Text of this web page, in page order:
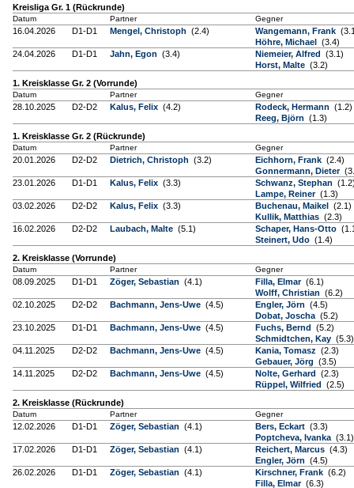
Kreisliga Gr. 1 (Rückrunde)
Datum Partner Gegner
16.04.2026 D1-D1 Mengel, Christoph (2.4) Wangemann, Frank
Höhre, Michael (3.4)
24.04.2026
D1-D1 Jahn, Egon (3.4) Niemeier, Alfred (3.1)
Horst, Malte (3.2)
1. Kreisklasse Gr. 2 (Vorrunde)
Datum Partner Gegner
28.10.2025 D2-D2 Kalus, Felix (4.2) Rodeck, Hermann (1.2)
Reeg, Björn (1.3)
1. Kreisklasse Gr. 2 (Rückrunde)
Datum Partner Gegner
20.01.2026 D2-D2 Dietrich, Christoph (3.2) Eichhorn, Frank (2.4)
Gonnermann, Dieter
23.01.2026
D1-D1 Kalus, Felix (3.3) Schwanz, Stephan
Lampe, Reiner (1.3)
03.02.2026
D2-D2 Kalus, Felix (3.3) Buchenau, Maikel (2.1)
Kullik, Matthias (2.3)
16.02.2026
D2-D2 Laubach, Malte (5.1) Schaper, Hans-Otto
Steinert, Udo (1.4)
2. Kreisklasse (Vorrunde)
Datum Partner Gegner
08.09.2025 D1-D1 Zöger, Sebastian (4.1) Filla, Elmar (6.1)
Wolff, Christian (6.2)
02.10.2025
D2-D2 Bachmann, Jens-Uwe (4.5) Engler, Jörn (4.5)
Dobat, Joscha (5.2)
23.10.2025
D1-D1 Bachmann, Jens-Uwe (4.5) Fuchs, Bernd (5.2)
Schmidtchen, Kay (5.3)
04.11.2025
D2-D2 Bachmann, Jens-Uwe (4.5) Kania, Tomasz (2.3)
Gebauer, Jörg (3.5)
14.11.2025
D2-D2 Bachmann, Jens-Uwe (4.5) Nolte, Gerhard (2.3)
Rüppel, Wilfried (2.5)
2. Kreisklasse (Rückrunde)
Datum Partner Gegner
12.02.2026 D1-D1 Zöger, Sebastian (4.1) Bers, Eckart (3.3)
Poptcheva, Ivanka (3.1)
17.02.2026
D1-D1 Zöger, Sebastian (4.1) Reichert, Marcus (4.3)
Engler, Jörn (4.5)
26.02.2026
D1-D1 Zöger, Sebastian (4.1) Kirschner, Frank (6.2)
Filla, Elmar (6.3)